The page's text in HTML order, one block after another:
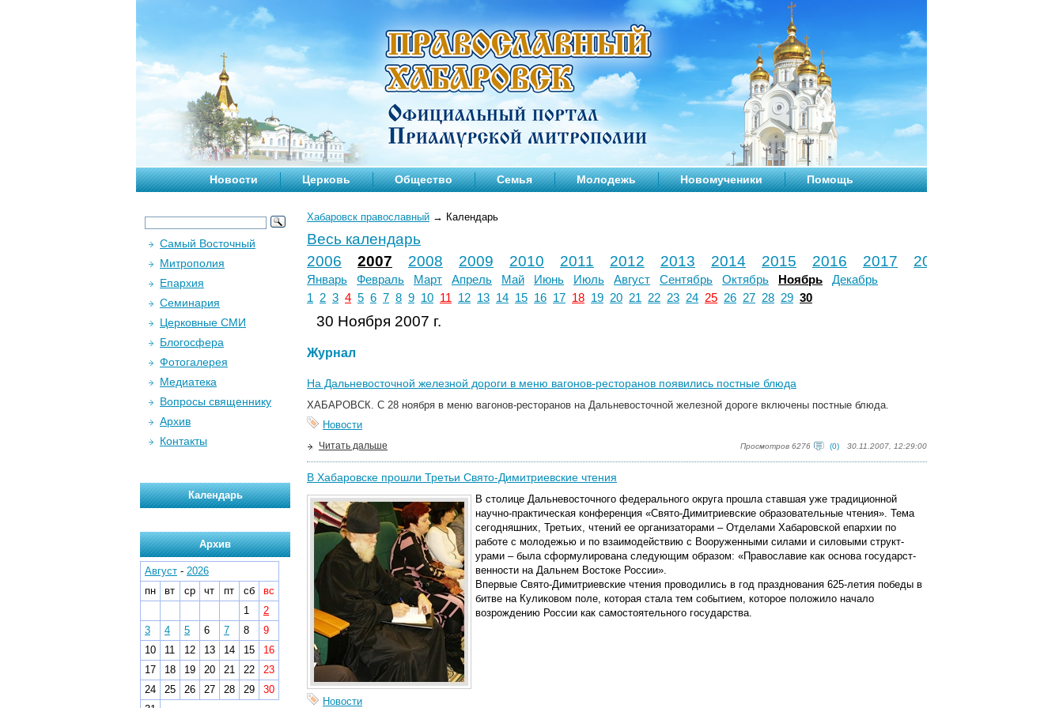
Новости Церковь Общество Семья Молодежь Новомученики Помощь
Хабаровск православный → Календарь
Весь календарь
2006
2007 2008 2009 2010 2011 2012 2013 2014 2015 2016 2017 2018
Январь Февраль Март Апрель Май Июнь Июль Август Сентябрь Октябрь Ноябрь
Декабрь
1
2 3 4 5 6 7 8 9 10 11 12 13 14 15 16 17 18 19 20 21 22 23 24 25 26 27 28 29 30
30 Ноября 2007 г.
Журнал
На Дальневосточной железной дороги в меню вагонов-ресторанов появились постные блюда
ХАБАРОВСК. С 28 ноября в меню вагонов-ресторанов на Дальневосточной железной дороге включены постные блюда.
Новости
Просмотров 6276 (0) 30.11.2007, 12:29:00
Читать дальше
В Хабаровске прошли Третьи Свято-Димитриевские чтения
В столице Дальневосточного федерального округа прошла ставшая уже традиционной
научно-прак­тическая конференция «Свято-Димитриевские об­ра­зо­вательные чтения». Тема
сегодняшних, Третьих, чте­ний ее организаторами – Отделами Хабаровской епархии по
работе с молодежью и по взаи­мо­действию с Вооруженными силами и си­ло­вы­ми структ­
урами – была сформулирована следующим об­ра­зом: «Православие как основа госу­дарст­
вен­ности на Дальнем Востоке России».
Впервые Свято-Димитриевские чтения проводились в год празднования 625-летия победы в
битве на Куликовом поле, которая стала тем событием, ко­то­рое положило начало
возрождению России как са­мо­сто­ятельного государства.
Новости
Самый Восточный
Митрополия
Епархия
Семинария
Церковные СМИ
Блогосфера
Фотогалерея
Медиатека
Вопросы священнику
Архив
Контакты
Календарь
Архив
Август - 2026
пн
вт ср чт пт сб
вс
1
2
3
4 5 6 7 8
9
10
11 12 13 14 15
16
17
18 19 20 21 22
23
24
25 26 27 28 29
30